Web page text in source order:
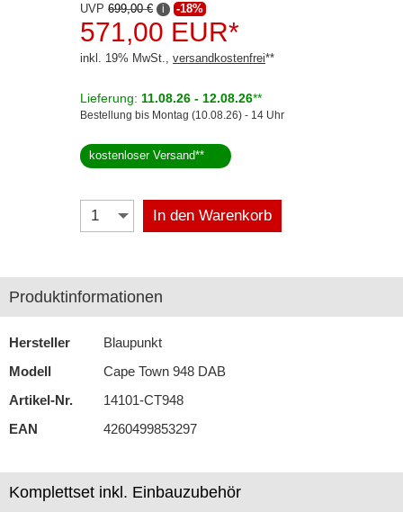
Freisprechanlagen
Lautsprecher
Navigationssysteme
Rückfahrsysteme
Subwoofer
Verstärker
Zubehör
UVP 699,00 € i -18%
571,00 EUR*
inkl. 19% MwSt., versandkostenfrei**
Lieferung: 11.08.26 - 12.08.26**
Bestellung bis Montag (10.08.26) - 14 Uhr
kostenloser Versand**
In den Warenkorb
Produktinformationen
Hersteller
Blaupunkt
Modell
Cape Town 948 DAB
Artikel-Nr.
14101-CT948
EAN
4260499853297
Komplettset inkl. Einbauzubehör